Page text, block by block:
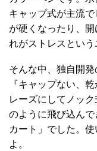
キャップ式が主流
が硬くなったり、
れがストレスという
そんな中、独自開発
『キャップない、
レーズにしてノッ
のように飛び込ん
カート」でした。
よ。